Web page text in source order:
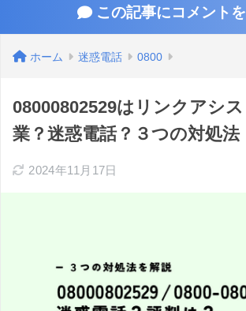
この記事にコメント
ホーム 迷惑電話 0800
08000802529はリンクアシ
業？迷惑電話？３つの対処法
2024年11月17日